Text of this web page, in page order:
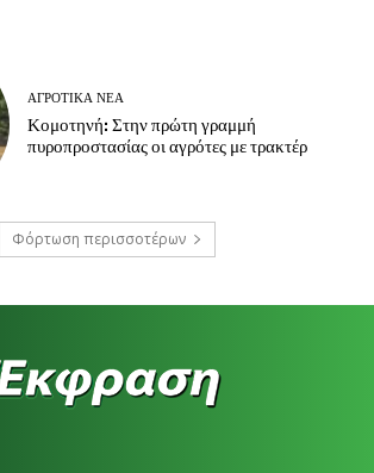
ΑΓΡΟΤΙΚΆ ΝΈΑ
Κομοτηνή: Στην πρώτη γραμμή
πυροπροστασίας οι αγρότες με τρακτέρ
Φόρτωση περισσοτέρων